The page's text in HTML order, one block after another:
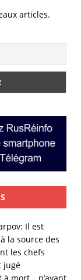
articles.
Il est
la source des
les chefs
jugé
mort …n’ayant